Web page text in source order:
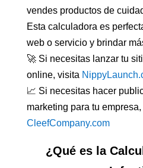
vendes productos de
Esta calculadora es
web o servicio y brindar
🚀 Si necesitas lanzar tu
online, visita
📈 Si necesitas hacer
marketing para tu
CleefCompany.com
¿Qué es la